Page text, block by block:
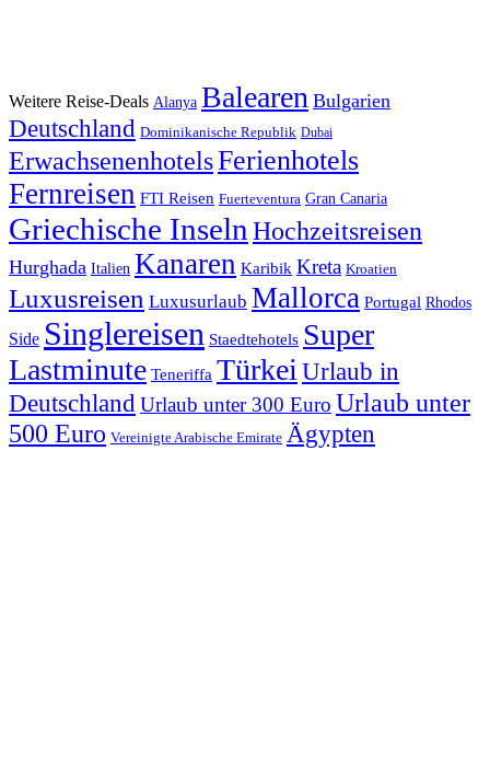
Weitere Reise-Deals Alanya Balearen Bulgarien
Deutschland Dominikanische Republik Dubai
ErwachsenenhotelsFerienhotels
Fernreisen FTI Reisen Fuerteventura Gran Canaria
Griechische Inseln Hochzeitsreisen
Hurghada Italien Kanaren Karibik Kreta Kroatien
Luxusreisen Luxusurlaub Mallorca Portugal Rhodos
Side Singlereisen Staedtehotels Super
Lastminute Teneriffa Türkei Urlaub in
Deutschland Urlaub unter 300 Euro Urlaub unter
500 Euro Vereinigte Arabische Emirate Ägypten